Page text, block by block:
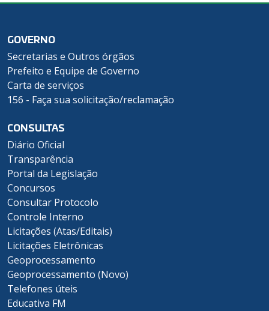
GOVERNO
Secretarias e Outros órgãos
Prefeito e Equipe de Governo
Carta de serviços
156 - Faça sua solicitação/reclamação
CONSULTAS
Diário Oficial
Transparência
Portal da Legislação
Concursos
Consultar Protocolo
Controle Interno
Licitações (Atas/Editais)
Licitações Eletrônicas
Geoprocessamento
Geoprocessamento (Novo)
Telefones úteis
Educativa FM